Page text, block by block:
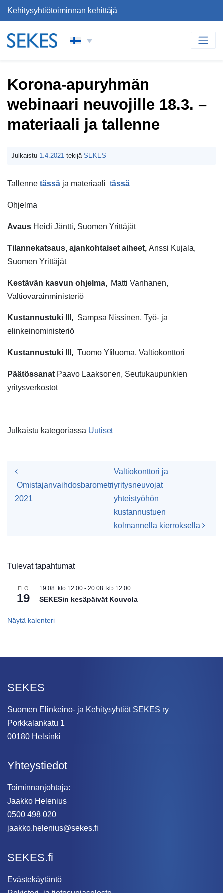
Kehitysyhtiötoiminnan kehittäjä
PÄÄVALIKKO
Korona-apuryhmän
webinaari neuvojille 18.3. –
materiaali ja tallenne
Julkaistu 1.4.2021 tekijä SEKES
Tallenne tässä ja materiaali tässä
Ohjelma
Avaus Heidi Jäntti, Suomen Yrittäjät
Tilannekatsaus, ajankohtaiset aiheet, Anssi Kujala,
Suomen Yrittäjät
Kestävän kasvun ohjelma, Matti Vanhanen,
Valtiovarainministeriö
Kustannustuki III, Sampsa Nissinen, Työ- ja
elinkeinoministeriö
Kustannustuki III, Tuomo Yliluoma, Valtiokonttori
Päätössanat Paavo Laaksonen, Seutukaupunkien
yritysverkostot
Julkaistu kategoriassa Uutiset
Artikkelien navigointi
Omistajanvaihdosbarometri
2021
Valtiokonttori ja
yritysneuvojat
yhteistyöhön
kustannustuen
kolmannella kierroksella
Tulevat tapahtumat
ELO
19
19.08. klo 12:00 - 20.08. klo 12:00
SEKESin kesäpäivät Kouvola
Näytä kalenteri
SEKES
Suomen Elinkeino- ja Kehitysyhtiöt SEKES ry
Porkkalankatu 1
00180 Helsinki
Yhteystiedot
Toiminnanjohtaja:
Jaakko Helenius
0500 498 020
jaakko.helenius@sekes.fi
SEKES.fi
Evästekäytäntö